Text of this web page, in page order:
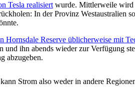
Tesla realisiert wurde. Mittlerweile wird
In der Provinz Westaustralien
Hornsdale Reserve üblicherweise mit
ihn abends wieder zur Verfügung
abzugeben.
Strom also weder in andere